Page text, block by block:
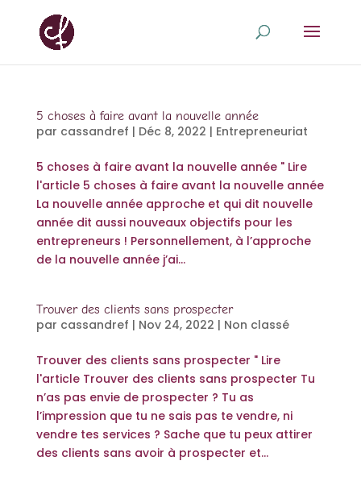
5 choses à faire avant la nouvelle année
par cassandref | Déc 8, 2022 | Entrepreneuriat
5 choses à faire avant la nouvelle année " Lire
l'article 5 choses à faire avant la nouvelle année
La nouvelle année approche et qui dit nouvelle
année dit aussi nouveaux objectifs pour les
entrepreneurs ! Personnellement, à l’approche
de la nouvelle année j’ai...
Trouver des clients sans prospecter
par cassandref | Nov 24, 2022 | Non classé
Trouver des clients sans prospecter " Lire
l'article Trouver des clients sans prospecter Tu
n’as pas envie de prospecter ? Tu as
l’impression que tu ne sais pas te vendre, ni
vendre tes services ? Sache que tu peux attirer
des clients sans avoir à prospecter et...